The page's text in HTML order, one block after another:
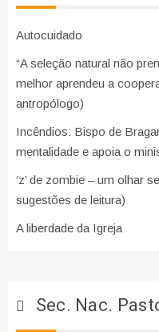
Autocuidado
“A seleção natural não
melhor aprendeu a
antropólogo)
Incêndios: Bispo de
mentalidade e apoia o
‘z’ de zombie – um olhar
sugestões de leitura)
A liberdade da Igreja
Sec. Nac.